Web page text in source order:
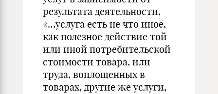
результата деятельности,
«…услуга есть не что иное,
как полезное действие той
или иной потребительской
стоимости товара, или
труда, воплощенных в
товарах, другие же услуги,